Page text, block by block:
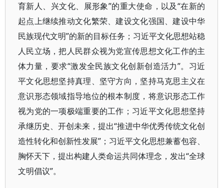
育新人、兴文化、展形象”的重大使命，以及“在新的
起点上继续推动文化繁荣、建设文化强国、建设中华
民族现代文明”的新的目标任务；习近平文化思想站稳
人民立场，把人民群众视为党宣传思想文化工作的主
体力量，要求“激发全民族文化创新创造活力”。习近
平文化思想坚持真理、坚守方向，坚持马克思主义在
意识形态领域指导地位的根本制度，将意识形态工作
视为党的一项极端重要的工作；习近平文化思想坚持
承继历史、开创未来，提出“推进中华优秀传统文化创
造性转化和创新性发展”；习近平文化思想兼蓄包容、
胸怀天下，提出构建人类命运共同体理念，发出“全球
文明倡议”。